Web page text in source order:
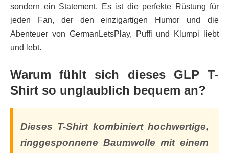
sondern ein Statement. Es ist die perfekte Rüstung für
jeden Fan, der den einzigartigen Humor und die
Abenteuer von GermanLetsPlay, Puffi und Klumpi liebt
und lebt.
Warum fühlt sich dieses GLP T-
Shirt so unglaublich bequem an?
Dieses T-Shirt kombiniert hochwertige,
ringgesponnene Baumwolle mit einem